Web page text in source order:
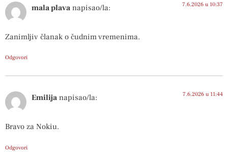
mala plava napisao/la: 7.6.2026 u 10:37
Zanimljiv članak o čudnim vremenima.
Odgovori
Emilija napisao/la: 7.6.2026 u 11:44
Bravo za Nokiu.
Odgovori